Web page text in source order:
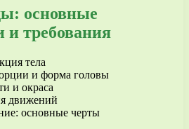
основные
и требования
тела
и форма головы
и окраса
движений
основные черты